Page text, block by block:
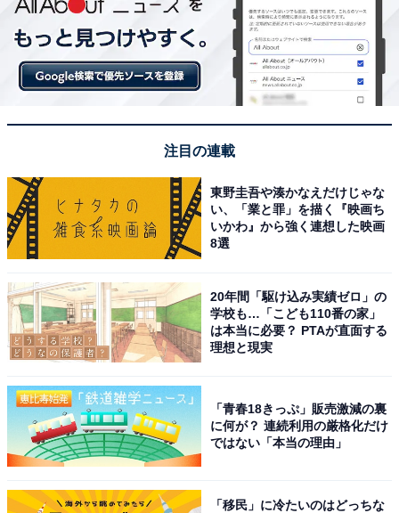
メッシュポーチ＆5キャラのステッカーも！ 夏の
お出かけが楽しくなる豪華セット
注目の連載
東野圭吾や湊かなえだけじゃな
い、「業と罪」を描く『映画ち
いかわ』から強く連想した映画
8選
20年間「駆け込み実績ゼロ」の
学校も…「こども110番の家」
は本当に必要？ PTAが直面する
理想と現実
「青春18きっぷ」販売激減の裏
に何が？ 連続利用の厳格化だけ
ではない「本当の理由」
「移民」に冷たいのはどっちな